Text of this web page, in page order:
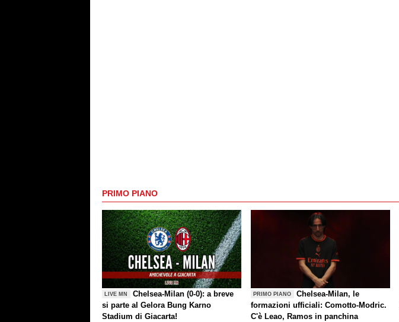
PRIMO PIANO
LIVE MN
Chelsea-Milan (0-0): a breve
si parte al Gelora Bung Karno
Stadium di Giacarta!
PRIMO PIANO
Chelsea-Milan, le
formazioni ufficiali: Comotto-Modric.
C'è Leao, Ramos in panchina